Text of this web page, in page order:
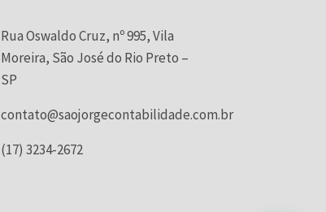
Rua Oswaldo Cruz, nº 995, Vila
Moreira, São José do Rio Preto –
SP
contato@saojorgecontabilidade.com.br
(17) 3234-2672